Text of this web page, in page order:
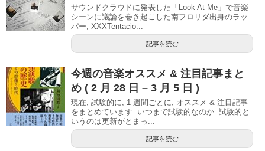
サウンドクラウドに発表した「Look At Me」で音楽
シーンに議論を巻き起こした南フロリダ出身のラッ
パー, XXXTentacio...
記事を読む
今週の音楽オススメ & 注目記事まと
め ( 2 月 28 日 – 3 月 5 日 )
現在, 試験的に, 1 週間ごとに, オススメ & 注目記事
をまとめています. いつまで試験的なのか. 試験的と
いうのは更新がとまっ...
記事を読む